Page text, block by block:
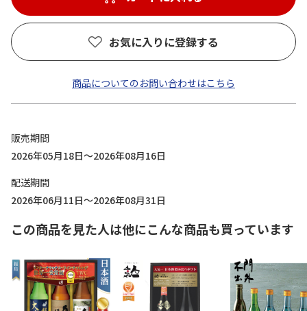
お気に入りに登録する
商品についてのお問い合わせはこちら
販売期間
2026年05月18日～2026年08月16日
配送期間
2026年06月11日～2026年08月31日
この商品を見た人は他にこんな商品も買っています